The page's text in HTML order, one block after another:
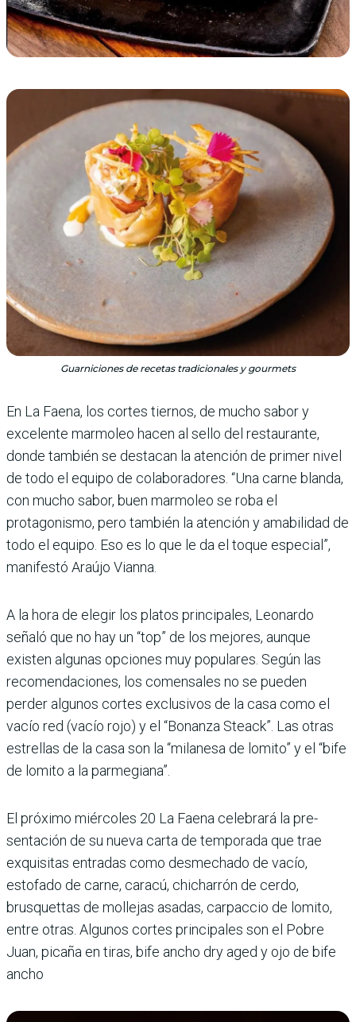
Guarniciones de recetas tradicionales y gourmets
En La Faena, los cortes tiernos, de mucho sabor y
excelente marmoleo hacen al sello del restaurante,
donde también se destacan la atención de primer nivel
de todo el equipo de colaboradores. “Una carne blanda,
con mucho sabor, buen marmoleo se roba el
protagonismo, pero también la atención y amabilidad de
todo el equipo. Eso es lo que le da el toque especial”,
manifestó Araújo Vianna.
A la hora de elegir los platos principales, Leonardo
señaló que no hay un “top” de los mejores, aunque
existen algunas opciones muy populares. Según las
recomendaciones, los comensales no se pueden
perder algunos cortes exclusivos de la casa como el
vacío red (vacío rojo) y el “Bonanza Steack”. Las otras
estrellas de la casa son la “milanesa de lomito” y el “bife
de lomito a la parme­giana”.
El próximo miércoles 20 La Faena celebrará la pre­
sentación de su nueva carta de temporada que trae
exqui­sitas entradas como desmechado de vacío,
estofado de carne, caracú, chi­charrón de cerdo,
brusquettas de mollejas asadas, carpac­cio de lomito,
entre otras. Algunos cortes principales son el Pobre
Juan, picaña en tiras, bife ancho dry aged y ojo de bife
ancho